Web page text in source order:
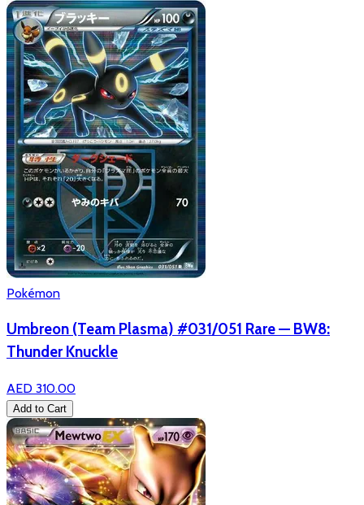
Pokémon
Umbreon (Team Plasma) #031/051 Rare — BW8:
Thunder Knuckle
AED 310.00
Add to Cart